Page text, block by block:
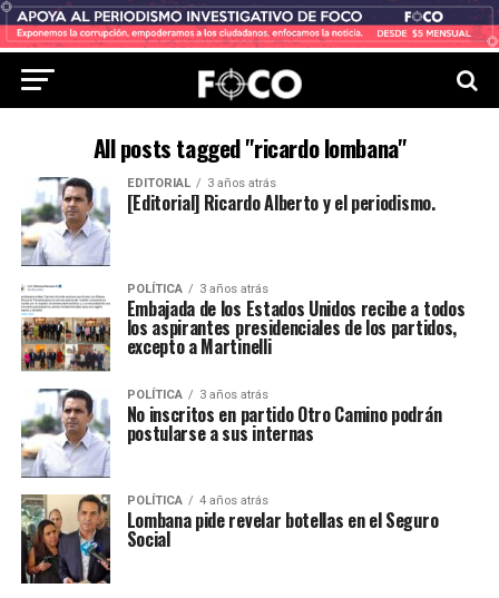
All posts tagged "ricardo lombana"
EDITORIAL 3 años atrás
[Editorial] Ricardo Alberto y el periodismo.
POLÍTICA 3 años atrás
Embajada de los Estados Unidos recibe a todos
los aspirantes presidenciales de los partidos,
excepto a Martinelli
POLÍTICA 3 años atrás
No inscritos en partido Otro Camino podrán
postularse a sus internas
POLÍTICA 4 años atrás
Lombana pide revelar botellas en el Seguro
Social